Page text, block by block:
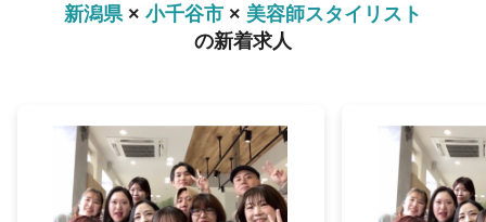
新潟県 × 小千谷市 × 美容師スタイリスト
の新着求人